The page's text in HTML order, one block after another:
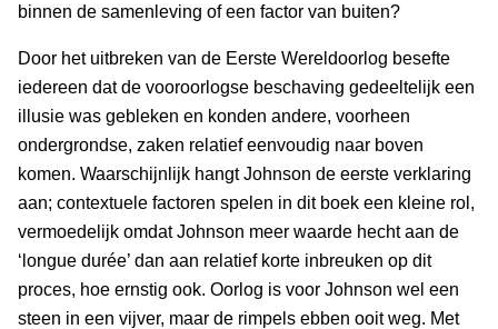
binnen de samenleving of een factor van buiten?
Door het uitbreken van de Eerste Wereldoorlog besefte
iedereen dat de vooroorlogse beschaving gedeeltelijk een
illusie was gebleken en konden andere, voorheen
ondergrondse, zaken relatief eenvoudig naar boven
komen. Waarschijnlijk hangt Johnson de eerste verklaring
aan; contextuele factoren spelen in dit boek een kleine rol,
vermoedelijk omdat Johnson meer waarde hecht aan de
‘longue durée’ dan aan relatief korte inbreuken op dit
proces, hoe ernstig ook. Oorlog is voor Johnson wel een
steen in een vijver, maar de rimpels ebben ooit weg. Met